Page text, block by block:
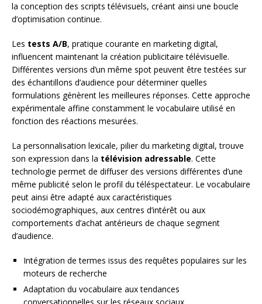
la conception des scripts télévisuels, créant ainsi une boucle
d’optimisation continue.
Les tests A/B, pratique courante en marketing digital,
influencent maintenant la création publicitaire télévisuelle.
Différentes versions d’un même spot peuvent être testées sur
des échantillons d’audience pour déterminer quelles
formulations génèrent les meilleures réponses. Cette approche
expérimentale affine constamment le vocabulaire utilisé en
fonction des réactions mesurées.
La personnalisation lexicale, pilier du marketing digital, trouve
son expression dans la télévision adressable. Cette
technologie permet de diffuser des versions différentes d’une
même publicité selon le profil du téléspectateur. Le vocabulaire
peut ainsi être adapté aux caractéristiques
sociodémographiques, aux centres d’intérêt ou aux
comportements d’achat antérieurs de chaque segment
d’audience.
Intégration de termes issus des requêtes populaires sur les
moteurs de recherche
Adaptation du vocabulaire aux tendances